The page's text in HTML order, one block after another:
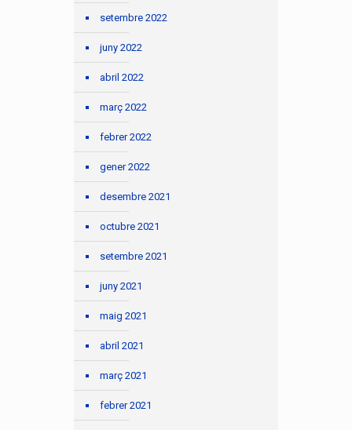
setembre 2022
juny 2022
abril 2022
març 2022
febrer 2022
gener 2022
desembre 2021
octubre 2021
setembre 2021
juny 2021
maig 2021
abril 2021
març 2021
febrer 2021